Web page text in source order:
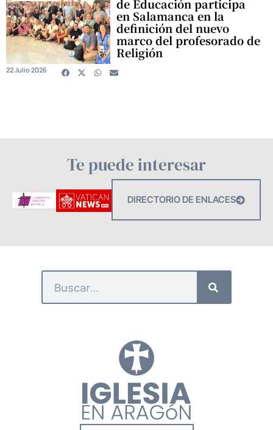
de Educación participa
en Salamanca en la
definición del nuevo
marco del profesorado de
Religión
22 Julio 2026
Te puede interesar
DIRECTORIO DE ENLACES